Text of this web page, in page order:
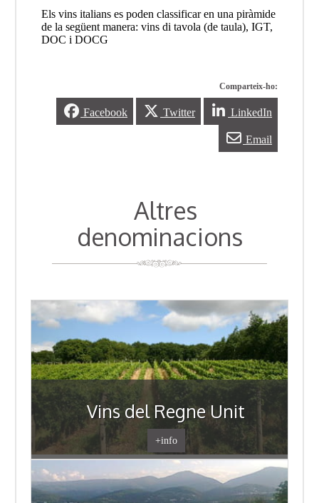
Els vins italians es poden classificar en una piràmide
de la següent manera: vins di tavola (de taula), IGT,
DOC i DOCG
Comparteix-ho:
Facebook Twitter LinkedIn
Email
Altres
denominacions
Vins del Regne Unit
+info